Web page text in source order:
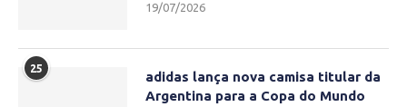
19/07/2026
25
adidas lança nova camisa titular da
Argentina para a Copa do Mundo